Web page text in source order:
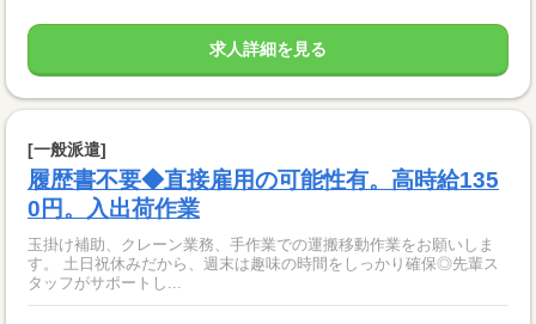
求人詳細を見る
[一般派遣]
履歴書不要◆直接雇用の可能性有。高時給135
0円。入出荷作業
玉掛け補助、クレーン業務、手作業での運搬移動作業をお願いしま
す。 土日祝休みだから、週末は趣味の時間をしっかり確保◎先輩ス
タッフがサポートし...